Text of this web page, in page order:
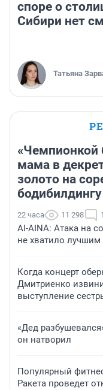
споре о
Сибири нет
Татьяна
«Чемпионкой
мама в
золото на
бодибилдингу
22 часа 11 298 1
AI-AINA: Атака на
не хватило лучшим
Когда концерт
Дмитриенко
выступление
«Дед
он натворил
Популярный
Ракета проведет